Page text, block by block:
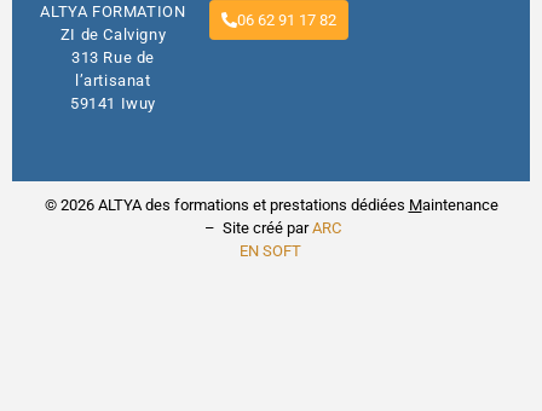
ALTYA FORMATION
ZI de Calvigny
313 Rue de
l’artisanat
59141 Iwuy
06 62 91 17 82
© 2026 ALTYA des formations et prestations dédiées Maintenance
– Site créé parARC
EN SOFT